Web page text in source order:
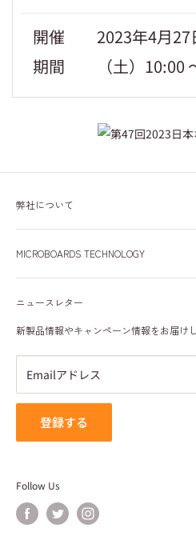
開催
期間
2023年4月27
（土）10:00
弊社について
日本、米国、欧州で30年間、皆様
ただけるよう努めて参りました。
会社を目指して参ります。
MICROBOARDS TECHNOLOGY
会社概要
プライバシーポリシー
特定商取引法に基づく表記
利用規約
ニュースレター
新製品情報やキャンペーン情報をお届け
Emailアドレス
登録する
Follow Us